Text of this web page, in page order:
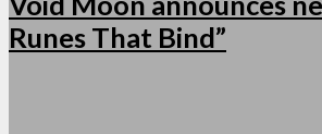
Runes That Bind”